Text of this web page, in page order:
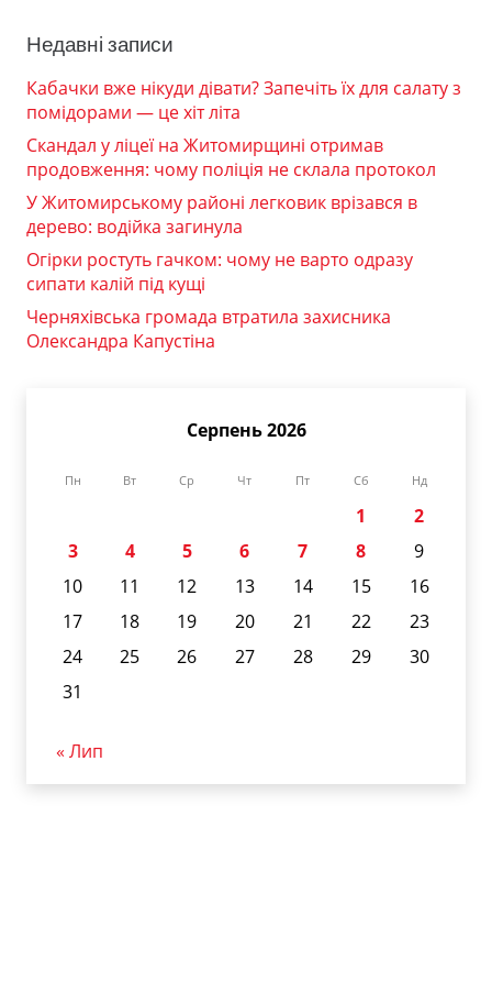
Недавні записи
Кабачки вже нікуди дівати? Запечіть їх для салату з
помідорами — це хіт літа
Скандал у ліцеї на Житомирщині отримав
продовження: чому поліція не склала протокол
У Житомирському районі легковик врізався в
дерево: водійка загинула
Огірки ростуть гачком: чому не варто одразу
сипати калій під кущі
Черняхівська громада втратила захисника
Олександра Капустіна
Серпень 2026
Пн Вт Ср Чт Пт Сб Нд
1
2
3
4 5 6 7 8
9
10
11 12 13 14 15
16
17
18 19 20 21 22
23
24
25 26 27 28 29
30
31
« Лип